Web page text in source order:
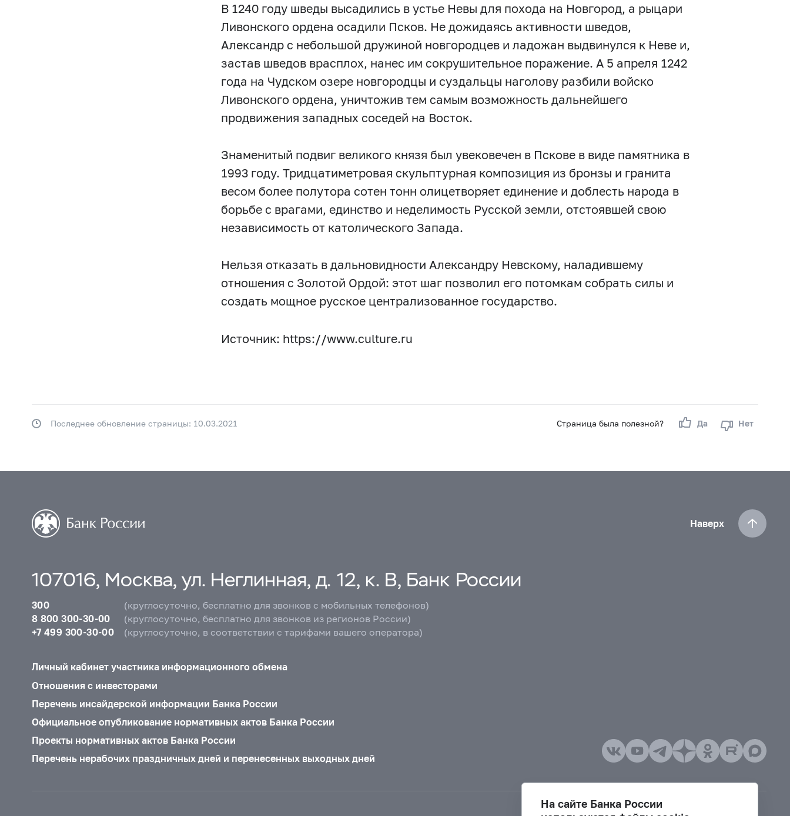
В 1240 году шведы высадились в устье Невы для похода на Новгород, а рыцари
Ливонского ордена осадили Псков. Не дожидаясь активности шведов,
Александр с небольшой дружиной новгородцев и ладожан выдвинулся к Неве и,
застав шведов врасплох, нанес им сокрушительное поражение. А 5 апреля 1242
года на Чудском озере новгородцы и суздальцы наголову разбили войско
Ливонского ордена, уничтожив тем самым возможность дальнейшего
продвижения западных соседей на Восток.
Знаменитый подвиг великого князя был увековечен в Пскове в виде памятника в
1993 году. Тридцатиметровая скульптурная композиция из бронзы и гранита
весом более полутора сотен тонн олицетворяет единение и доблесть народа в
борьбе с врагами, единство и неделимость Русской земли, отстоявшей свою
независимость от католического Запада.
Нельзя отказать в дальновидности Александру Невскому, наладившему
отношения с Золотой Ордой: этот шаг позволил его потомкам собрать силы и
создать мощное русское централизованное государство.
Источник: https://www.culture.ru
Страница была полезной? Да Нет
Последнее обновление страницы: 10.03.2021
Наверх
107016, Москва, ул. Неглинная, д. 12, к. В, Банк России
300
(круглосуточно, бесплатно для звонков с мобильных телефонов)
8 800 300-30-00
(круглосуточно, бесплатно для звонков из регионов России)
+7 499 300-30-00
(круглосуточно, в соответствии с тарифами вашего оператора)
Личный кабинет участника информационного обмена
Отношения с инвесторами
Перечень инсайдерской информации Банка России
Официальное опубликование нормативных актов Банка России
Проекты нормативных актов Банка России
Перечень нерабочих праздничных дней и перенесенных выходных дней
На сайте Банка России